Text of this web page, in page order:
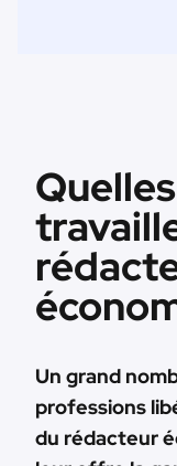
Un grand
professions
du rédacteur